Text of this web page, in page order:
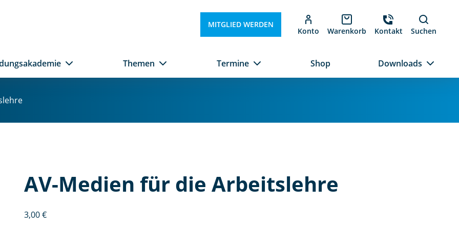
MITGLIED WERDEN
Konto Warenkorb Kontakt Suchen
Themen Termine Shop Downloads
AV-Medien für die Arbeitslehre
3,00€